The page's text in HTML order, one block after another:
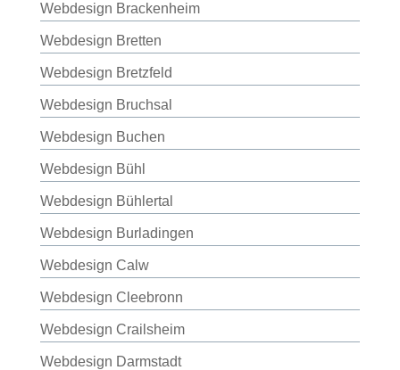
Webdesign Brackenheim
Webdesign Bretten
Webdesign Bretzfeld
Webdesign Bruchsal
Webdesign Buchen
Webdesign Bühl
Webdesign Bühlertal
Webdesign Burladingen
Webdesign Calw
Webdesign Cleebronn
Webdesign Crailsheim
Webdesign Darmstadt